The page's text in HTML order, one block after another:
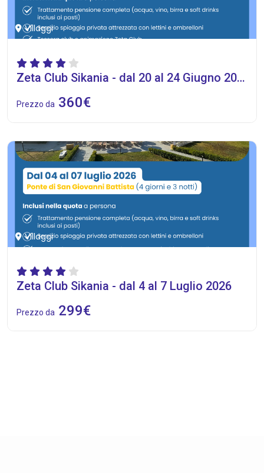
Villaggi
Zeta Club Sikania - dal 20 al 24 Giugno 2026
Prezzo da 360€
Villaggi
Zeta Club Sikania - dal 4 al 7 Luglio 2026
Prezzo da 299€